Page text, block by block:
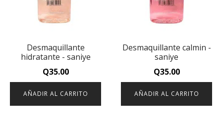
Desmaquillante
hidratante - saniye
Q35.00
AÑADIR AL CARRITO
Desmaquillante calmin -
saniye
Q35.00
AÑADIR AL CARRITO